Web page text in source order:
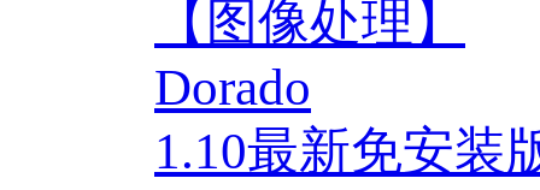
【图像处理】
Dorado
1.10最新免安装